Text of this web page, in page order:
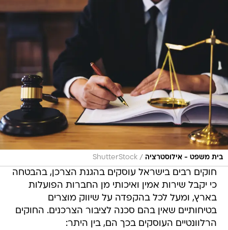
בית משפט - אילוסטרציה /
ShutterStock
חוקים רבים בישראל עוסקים בהגנת הצרכן, בהבטחה
כי יקבל שירות אמין ואיכותי מן החברות הפועלות
בארץ, ומעל לכל בהקפדה על שיווק מוצרים
בטיחותיים שאין בהם סכנה לציבור הצרכנים. החוקים
הרלוונטיים העוסקים בכך הם, בין היתר: